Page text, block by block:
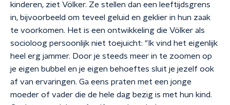
kinderen, ziet Völker. Ze stellen dan een leeftijdsgrens
in, bijvoorbeeld om teveel geluid en geklier in hun zaak
te voorkomen. Het is een ontwikkeling die Völker als
socioloog persoonlijk niet toejuicht: "Ik vind het eigenlijk
heel erg jammer. Door je steeds meer in te zoomen op
je eigen bubbel en je eigen behoeftes sluit je jezelf ook
af van ervaringen. Ga eens praten met een jonge
moeder of vader die de hele dag bezig is met hun kind.